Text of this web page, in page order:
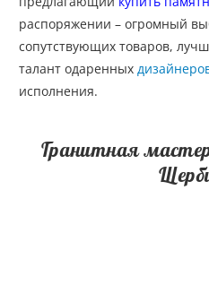
распоряжении – огромный
сопутствующих товаров,
талант одаренных
исполнения.
Гранитная